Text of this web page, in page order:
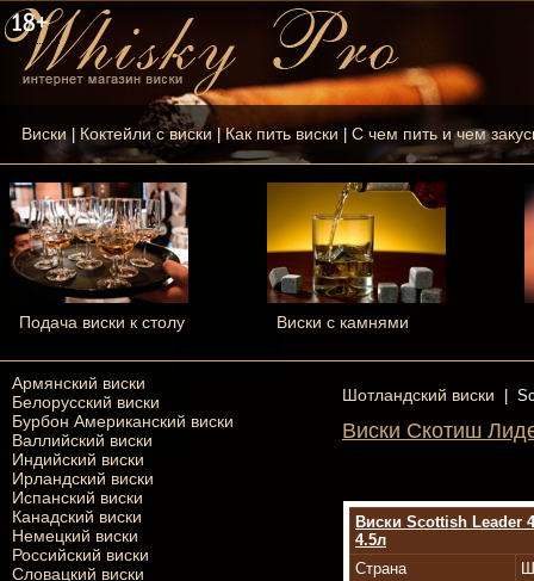
Виски| Коктейли с виски |Как пить виски С чем пить и чем
Подача виски к столу Виски с камнями
Армянский виски
Белорусский виски
Бурбон Американский виски
Валлийский виски
Индийский виски
Ирландский виски
Испанский виски
Канадский виски
Немецкий виски
Российский виски
Словацкий виски
Шотландский виски
Виски Скотиш
Виски Scottish Leader
4.5л
Страна